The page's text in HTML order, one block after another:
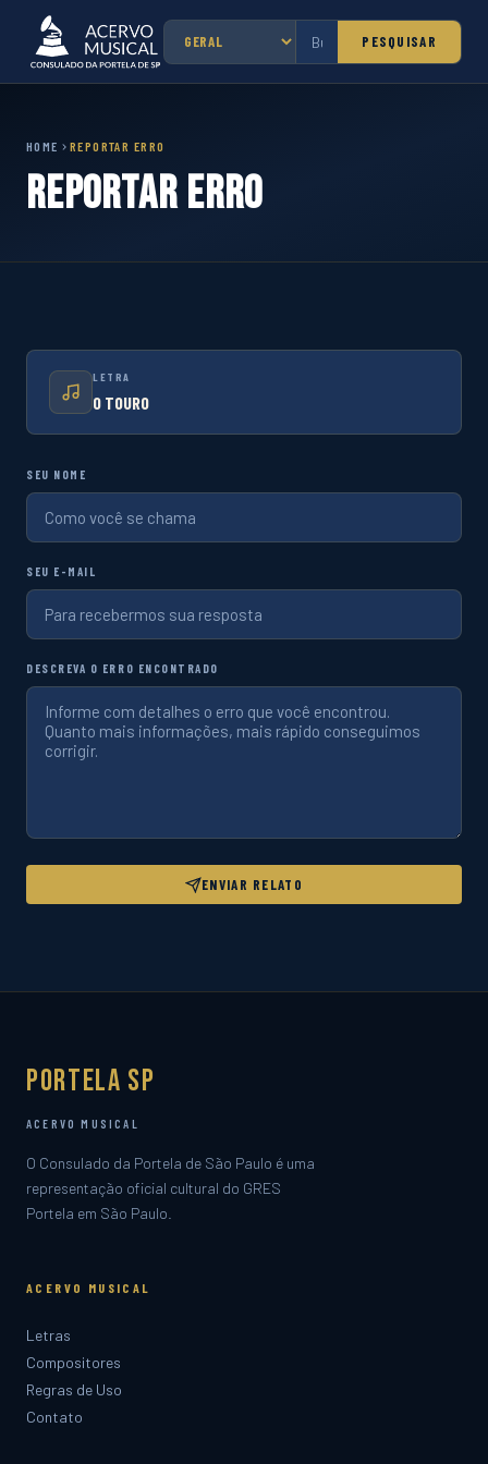
PESQUISAR
HOME REPORTAR ERRO
Reportar Erro
LETRA
O TOURO
SEU NOME
SEU E-MAIL
DESCREVA O ERRO ENCONTRADO
ENVIAR RELATO
Portela SP
ACERVO MUSICAL
O Consulado da Portela de São Paulo é uma
representação oficial cultural do GRES
Portela em São Paulo.
ACERVO MUSICAL
Letras
Compositores
Regras de Uso
Contato